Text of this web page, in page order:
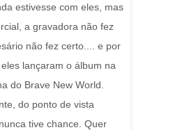
estivesse com eles, mas
a gravadora não fez
não fez certo.... e por
lançaram o álbum na
do Brave New World.
do ponto de vista
tive chance. Quer